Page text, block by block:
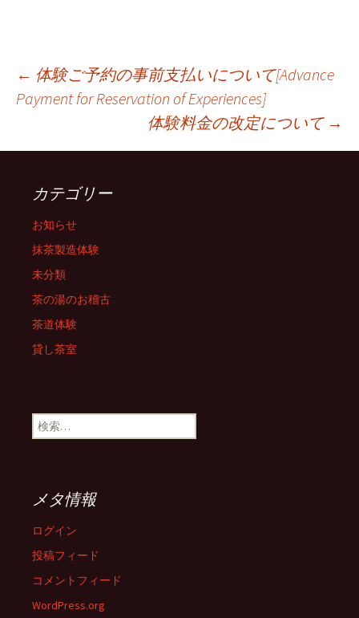
投
ナ
ビ
ゲ
ー
ョ
← 体験ご予約の事前支払いについて[Advance
Payment for Reservation of Experiences]
体験料金の改定について →
カテゴリー
お知らせ
抹茶製造体験
未分類
茶の湯のお稽古
茶道体験
貸し茶室
検
索:
メタ情報
ログイン
投稿フィード
コメントフィード
WordPress.org